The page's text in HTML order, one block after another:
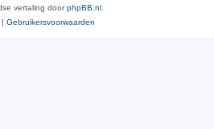
vertaling doorphpBB.nl
| Gebruikersvoorwaarden